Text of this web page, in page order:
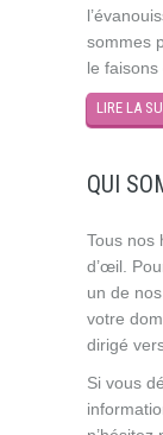
sommes
le
LIRE LA
QUI
Tous nos
d’œil.
un de
votre
dirigé
Si vous